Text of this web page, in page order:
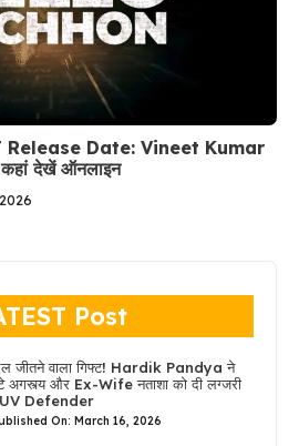
Release Date: Vineet Kumar
देखें ऑनलाइन
Post
जीतने वाला गिफ्ट! Hardik Pandya ने
अगस्त्य और Ex-Wife नताशा को दी लग्जरी
Defender
On: March 16, 2026